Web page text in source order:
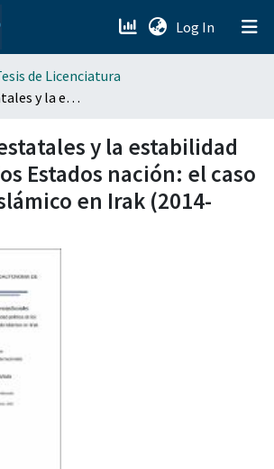
Log In (current)
de Licenciatura
Actores no estatales y la estabilidad política de los Estados nación: el caso del Estado Islámico en Irak (2014-2019)
y la estabilidad
Estados nación: el caso
en Irak (2014-